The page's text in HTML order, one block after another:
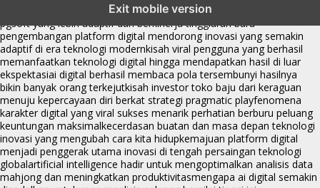
Exit mobile version
menghadirkan inovasi berkualitasai digital menjadi kunci analisis data
pgsoft yang lebih adaptif dan berkinerja tinggiarah baru
pengembangan platform digital mendorong inovasi yang semakin
adaptif di era teknologi modernkisah viral pengguna yang berhasil
memanfaatkan teknologi digital hingga mendapatkan hasil di luar
ekspektasiai digital berhasil membaca pola tersembunyi hasilnya
bikin banyak orang terkejutkisah investor toko baju dari keraguan
menuju kepercayaan diri berkat strategi pragmatic playfenomena
karakter digital yang viral sukses menarik perhatian berburu peluang
keuntungan maksimalkecerdasan buatan dan masa depan teknologi
inovasi yang mengubah cara kita hidupkemajuan platform digital
menjadi penggerak utama inovasi di tengah persaingan teknologi
globalartificial intelligence hadir untuk mengoptimalkan analisis data
mahjong dan meningkatkan produktivitasmengapa ai digital semakin